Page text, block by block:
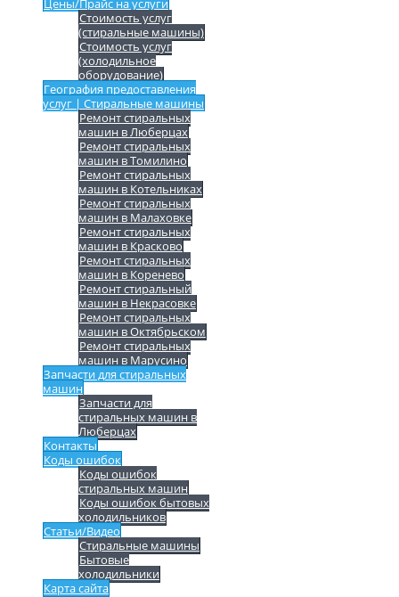
Цены/Прайс на услуги
Стоимость услуг
(стиральные машины)
Стоимость услуг
(холодильное
оборудование)
География предоставления
услуг | Стиральные машины
Ремонт стиральных
машин в Люберцах
Ремонт стиральных
машин в Томилино
Ремонт стиральных
машин в Котельниках
Ремонт стиральных
машин в Малаховке
Ремонт стиральных
машин в Красково
Ремонт стиральных
машин в Коренево
Ремонт стиральный
машин в Некрасовке
Ремонт стиральных
машин в Октябрьском
Ремонт стиральных
машин в Марусино
Запчасти для стиральных
машин
Запчасти для
стиральных машин в
Люберцах
Контакты
Коды ошибок
Коды ошибок
стиральных машин
Коды ошибок бытовых
холодильников
Статьи/Видео
Стиральные машины
Бытовые
холодильники
Карта сайта